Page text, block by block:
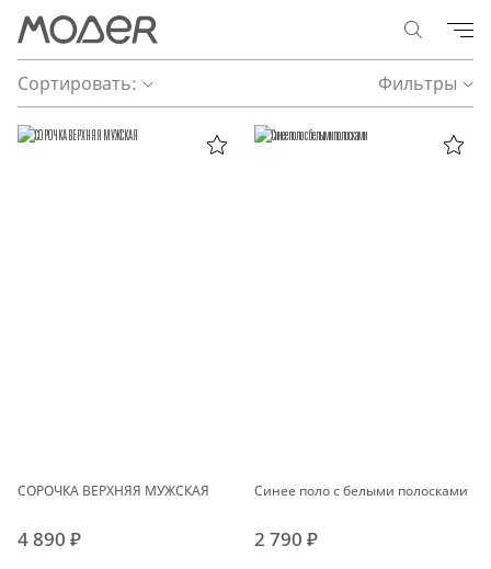
Сортировать: Фильтры
СОРОЧКА ВЕРХНЯЯ МУЖСКАЯ
4 890 ₽
Синее поло с белыми полосками
2 790 ₽